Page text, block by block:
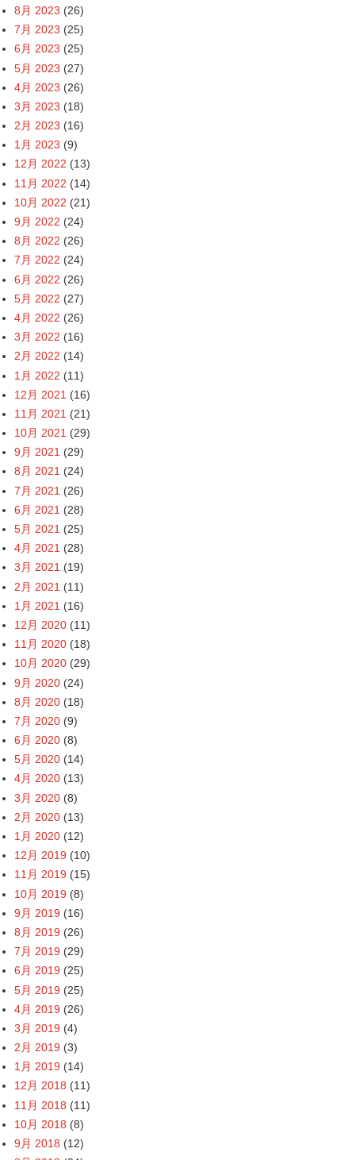
8月 2023 (26)
7月 2023 (25)
6月 2023 (25)
5月 2023 (27)
4月 2023 (26)
3月 2023 (18)
2月 2023 (16)
1月 2023 (9)
12月 2022 (13)
11月 2022 (14)
10月 2022 (21)
9月 2022 (24)
8月 2022 (26)
7月 2022 (24)
6月 2022 (26)
5月 2022 (27)
4月 2022 (26)
3月 2022 (16)
2月 2022 (14)
1月 2022 (11)
12月 2021 (16)
11月 2021 (21)
10月 2021 (29)
9月 2021 (29)
8月 2021 (24)
7月 2021 (26)
6月 2021 (28)
5月 2021 (25)
4月 2021 (28)
3月 2021 (19)
2月 2021 (11)
1月 2021 (16)
12月 2020 (11)
11月 2020 (18)
10月 2020 (29)
9月 2020 (24)
8月 2020 (18)
7月 2020 (9)
6月 2020 (8)
5月 2020 (14)
4月 2020 (13)
3月 2020 (8)
2月 2020 (13)
1月 2020 (12)
12月 2019 (10)
11月 2019 (15)
10月 2019 (8)
9月 2019 (16)
8月 2019 (26)
7月 2019 (29)
6月 2019 (25)
5月 2019 (25)
4月 2019 (26)
3月 2019 (4)
2月 2019 (3)
1月 2019 (14)
12月 2018 (11)
11月 2018 (11)
10月 2018 (8)
9月 2018 (12)